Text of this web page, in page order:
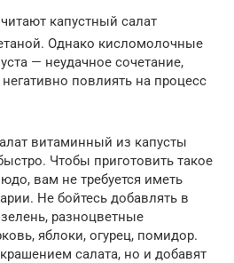
капустный салат
Однако кисломолочные
— неудачное сочетание,
повлиять на процесс
витаминный из капусты
Чтобы приготовить такое
вам не требуется иметь
Не бойтесь добавлять в
разноцветные
яблоки, огурец, помидор.
салата, но и добавят